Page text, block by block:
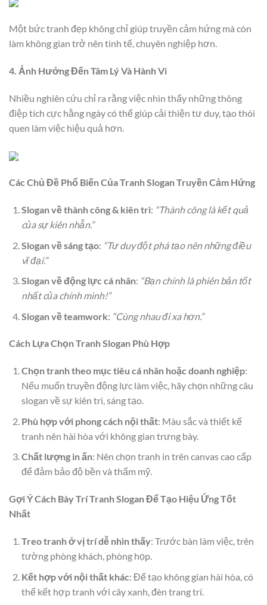
Một bức tranh đẹp không chỉ giúp truyền cảm hứng mà còn
làm không gian trở nên tinh tế, chuyên nghiệp hơn.
4. Ảnh Hưởng Đến Tâm Lý Và Hành Vi
Nhiều nghiên cứu chỉ ra rằng việc nhìn thấy những thông
điệp tích cực hằng ngày có thể giúp cải thiện tư duy, tạo thói
quen làm việc hiệu quả hơn.
Các Chủ Đề Phổ Biến Của Tranh Slogan Truyền Cảm Hứng
Slogan về thành công & kiên trì: “Thành công là kết quả
của sự kiên nhẫn.”
Slogan về sáng tạo: “Tư duy đột phá tạo nên những điều
vĩ đại.”
Slogan về động lực cá nhân: “Bạn chính là phiên bản tốt
nhất của chính mình!”
Slogan về teamwork: “Cùng nhau đi xa hơn.”
Cách Lựa Chọn Tranh Slogan Phù Hợp
Chọn tranh theo mục tiêu cá nhân hoặc doanh nghiệp:
Nếu muốn truyền động lực làm việc, hãy chọn những câu
slogan về sự kiên trì, sáng tạo.
Phù hợp với phong cách nội thất: Màu sắc và thiết kế
tranh nên hài hòa với không gian trưng bày.
Chất lượng in ấn: Nên chọn tranh in trên canvas cao cấp
để đảm bảo độ bền và thẩm mỹ.
Gợi Ý Cách Bày Trí Tranh Slogan Để Tạo Hiệu Ứng Tốt
Nhất
Treo tranh ở vị trí dễ nhìn thấy: Trước bàn làm việc, trên
tường phòng khách, phòng họp.
Kết hợp với nội thất khác: Để tạo không gian hài hòa, có
thể kết hợp tranh với cây xanh, đèn trang trí.